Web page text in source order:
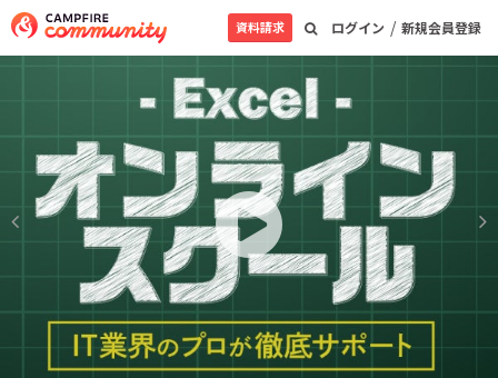
ログイン / 新規会員登録
資料請求